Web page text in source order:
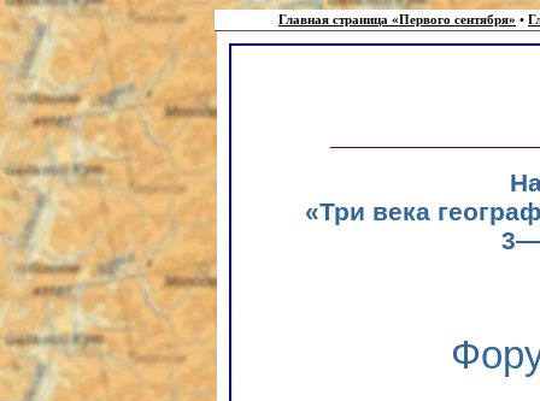
Главная страница «Первого сентября» •
«Три века